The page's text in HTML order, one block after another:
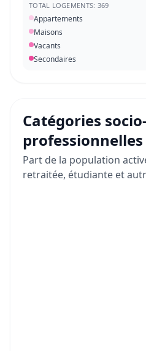
TOTAL LOGEMENTS: 369
Appartements
Maisons
Vacants
Secondaires
Catégories socio-
professionnelles
Part de la population
retraitée, étudiante et